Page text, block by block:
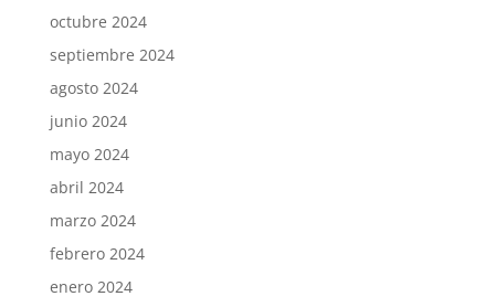
octubre 2024
septiembre 2024
agosto 2024
junio 2024
mayo 2024
abril 2024
marzo 2024
febrero 2024
enero 2024